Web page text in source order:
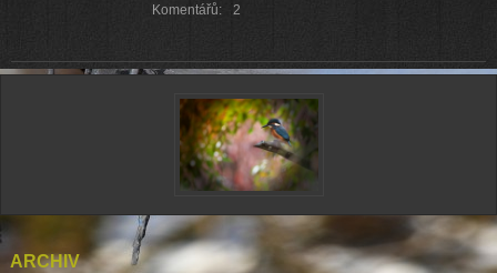
Komentářů:
2
ARCHIV